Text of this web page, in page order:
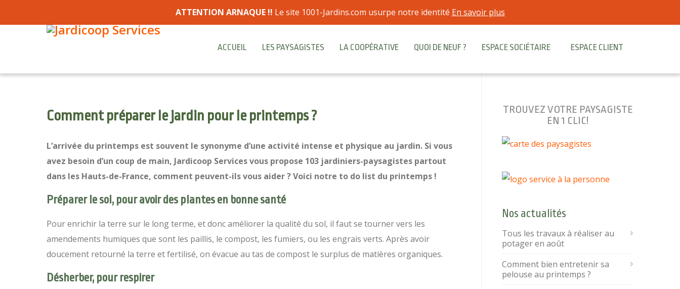
ATTENTION ARNAQUE !! Le site 1001-Jardins.com usurpe notre identité En savoir plus
ACCUEIL LES PAYSAGISTES LA COOPÉRATIVE QUOI DE NEUF ? ESPACE SOCIÉTAIRE ESPACE CLIENT
Comment préparer le jardin pour le printemps ?
L’arrivée du printemps est souvent le synonyme d’une activité intense et physique au jardin. Si vous
avez besoin d’un coup de main, Jardicoop Services vous propose 103 jardiniers-paysagistes partout
dans les Hauts-de-France, comment peuvent-ils vous aider ? Voici notre to do list du printemps !
Préparer le sol, pour avoir des plantes en bonne santé
Pour enrichir la terre sur le long terme, et donc améliorer la qualité du sol, il faut se tourner vers les
amendements humiques que sont les paillis, le compost, les fumiers, ou les engrais verts. Après avoir
doucement retourné la terre et fertilisé, on évacue au tas de compost le surplus de matières organiques.
Désherber, pour respirer
TROUVEZ VOTRE PAYSAGISTE
EN 1 CLIC!
Nos actualités
Tous les travaux à réaliser au
potager en août
Comment bien entretenir sa
pelouse au printemps ?